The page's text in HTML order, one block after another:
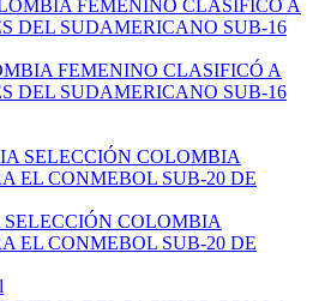
FEMENINO CLASIFICÓ A
DEL SUDAMERICANO SUB-16
COLOMBIA
EL CONMEBOL SUB-20 DE